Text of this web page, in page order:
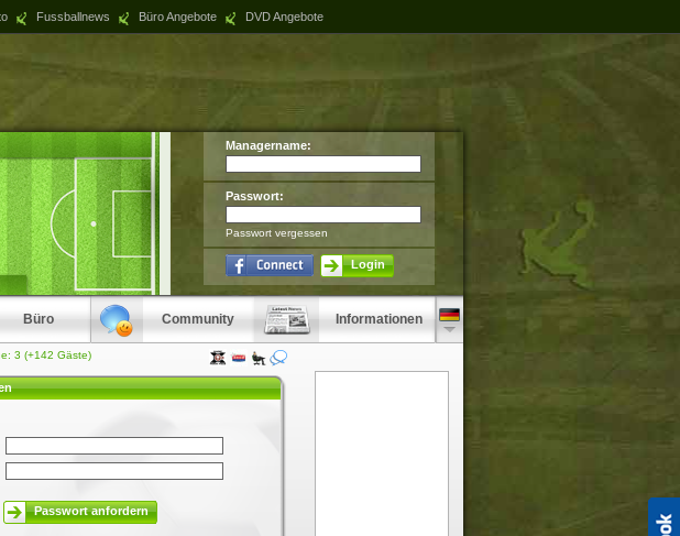
Fussballnews Büro Angebote DVD Angebote
Managername:
Passwort:
Passwort vergessen
Login
Büro Community Informationen
3 (+142 Gäste)
Passwort anfordern